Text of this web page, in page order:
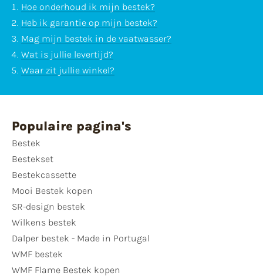
Hoe onderhoud ik mijn bestek?
Heb ik garantie op mijn bestek?
Mag mijn bestek in de vaatwasser?
Wat is jullie levertijd?
Waar zit jullie winkel?
Populaire pagina's
Bestek
Bestekset
Bestekcassette
Mooi Bestek kopen
SR-design bestek
Wilkens bestek
Dalper bestek - Made in Portugal
WMF bestek
WMF Flame Bestek kopen